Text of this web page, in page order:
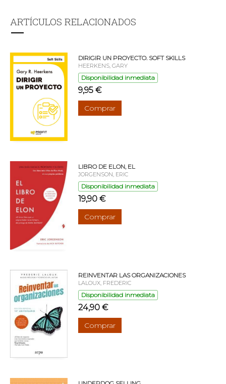
ARTÍCULOS RELACIONADOS
DIRIGIR UN PROYECTO. SOFT SKILLS
HEERKENS, GARY
Disponibilidad inmediata
9,95 €
Comprar
LIBRO DE ELON, EL
JORGENSON, ERIC
Disponibilidad inmediata
19,90 €
Comprar
REINVENTAR LAS ORGANIZACIONES
LALOUX, FREDERIC
Disponibilidad inmediata
24,90 €
Comprar